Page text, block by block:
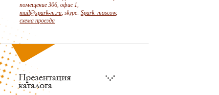
помещение 306, офис 1,
mail@spark-m.ru, skype: Spark_moscow,
схема проезда